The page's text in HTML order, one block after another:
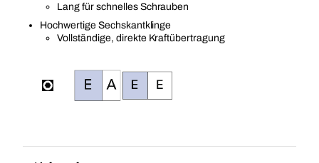
Lang für schnelles Schrauben
Hochwertige Sechskantklinge
Vollständige, direkte Kraftübertragung